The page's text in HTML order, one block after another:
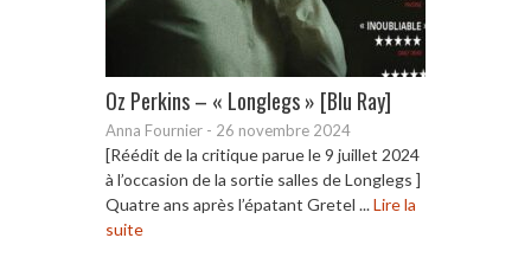
Oz Perkins – « Longlegs » [Blu Ray]
Anna Fournier - 26 novembre 2024
[Réédit de la critique parue le 9 juillet 2024
à l’occasion de la sortie salles de Longlegs ]
Quatre ans après l’épatant Gretel ...Lire la
suite